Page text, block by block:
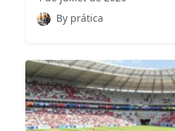
By prática